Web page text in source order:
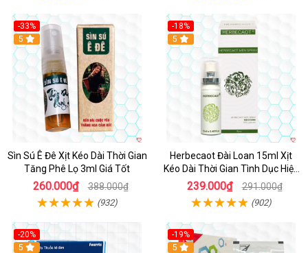
-33%
5
Sìn Sú Ê Đê Xịt Kéo Dài Thời Gian
Tăng Phê Lọ 3ml Giá Tốt
260.000₫ 388.000₫
(932)
-18%
5
Herbecaot Đài Loan 15ml Xịt
Kéo Dài Thời Gian Tình Dục Hiệu
Quả
239.000₫ 291.000₫
(902)
-20%
5
-19%
5